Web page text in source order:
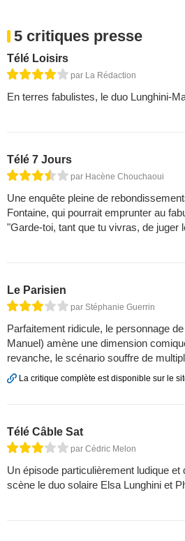
5 critiques presse
Télé Loisirs
par La Rédaction
En terres fabulistes, le duo Lunghini-
Télé 7 Jours
par Hacène Chouchaoui
Une enquête pleine de
Fontaine, qui pourrait emprunter au
"Garde-toi, tant que tu vivras, de juger
Le Parisien
par Stéphanie Guerrin
Parfaitement ridicule, le personnage
Manuel) amène une dimension
revanche, le scénario souffre de
La critique complète est disponible sur le
Télé Câble Sat
par Cédric Melon
Un épisode particulièrement ludique et
scène le duo solaire Elsa Lunghini et